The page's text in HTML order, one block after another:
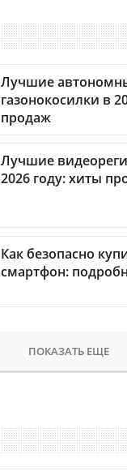
Лучшие
газонокосилки в
продаж
Лучшие
2026 году: хиты
Как безопасно
смартфон:
ПОКАЗАТЬ ЕЩЕ